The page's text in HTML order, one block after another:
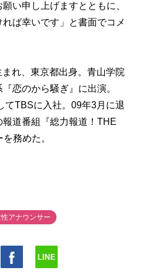
い申し上げますとともに、
ば幸いです」と書面でコメ
れ、東京都出身。青山学院
恋のから騒ぎ』に出演。
てTBSに入社。09年3月に退
道番組『総力報道！THE
務めた。
アナウンサー